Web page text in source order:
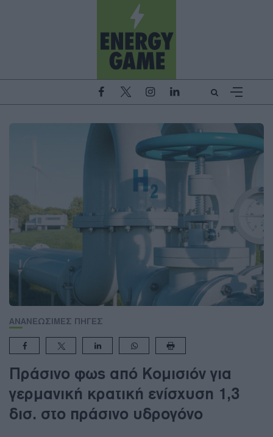
ΑΝΑΝΕΩΣΙΜΕΣ ΠΗΓΕΣ
Πράσινο φως από Κομισιόν για
γερμανική κρατική ενίσχυση 1,3
δισ. στο πράσινο υδρογόνο